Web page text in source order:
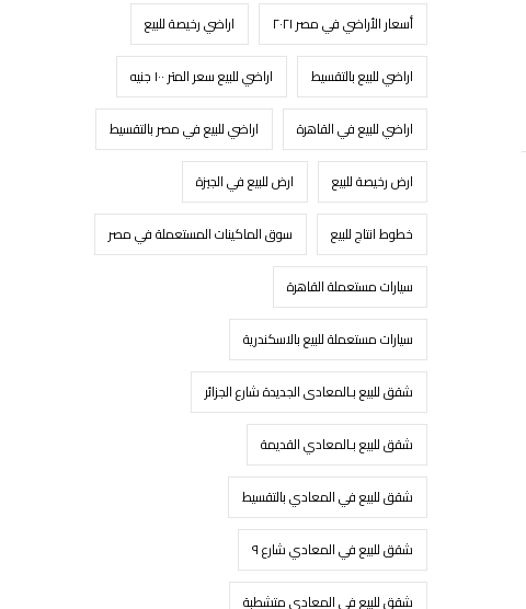
أسعار الأراضي في مصر ٢٠٢١ اراضي رخيصة للبيع
اراضي للبيع بالتقسيط اراضي للبيع سعر المتر ١٠٠ جنيه
اراضي للبيع في القاهرة اراضي للبيع في مصر بالتقسيط
ارض رخيصة للبيع ارض للبيع في الجيزة
خطوط انتاج للبيع سوق الماكينات المستعملة في مصر
سيارات مستعملة القاهرة
سيارات مستعملة للبيع بالاسكندرية
شقق للبيع بـالمعادى الجديدة شارع الجزائر
شقق للبيع بـالمعادي القديمة
شقق للبيع في المعادي بالتقسيط
شقق للبيع في المعادي شارع ٩
شقق للبيع في المعادي متشطبة